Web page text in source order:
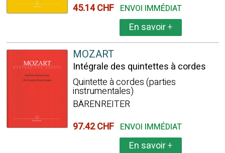
45.14 CHF ENVOI IMMÉDIAT
En savoir+
MOZART
Intégrale des quintettes à cordes
Quintette à cordes (parties
instrumentales)
BÄRENREITER
97.42 CHF ENVOI IMMÉDIAT
En savoir+